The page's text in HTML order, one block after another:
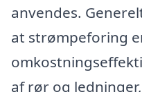
anvendes.
at strømpeforing
af rør og